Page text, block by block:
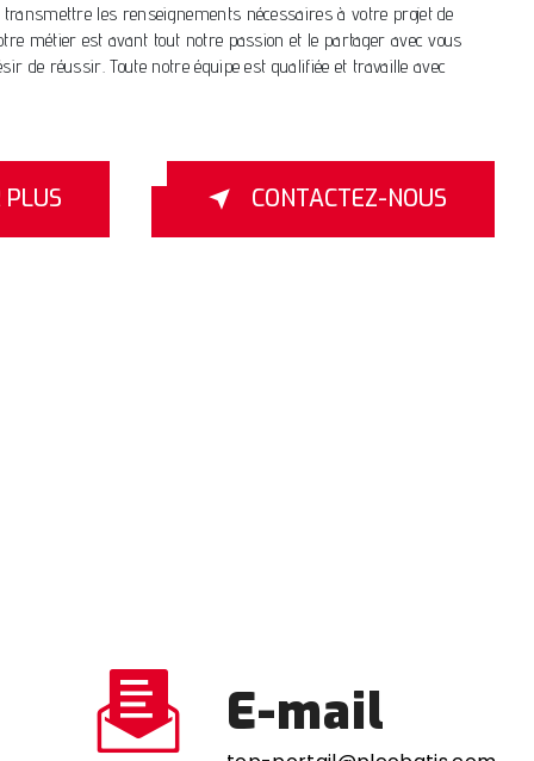
les renseignements nécessaires à votre projet de
métier est avant tout notre passion et le partager avec vous
de réussir. Toute notre équipe est qualifiée et travaille avec
PLUS CONTACTEZ-NOUS
E-mail